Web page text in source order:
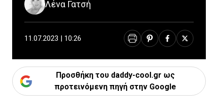
Λένα Γατσή
11.07.2023 | 10:26
Προσθήκη του daddy-cool.gr ως
προτεινόμενη πηγή στην Google